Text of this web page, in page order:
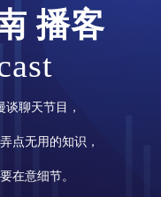
播客
聊天节目，
点无用的知识，
在意细节。